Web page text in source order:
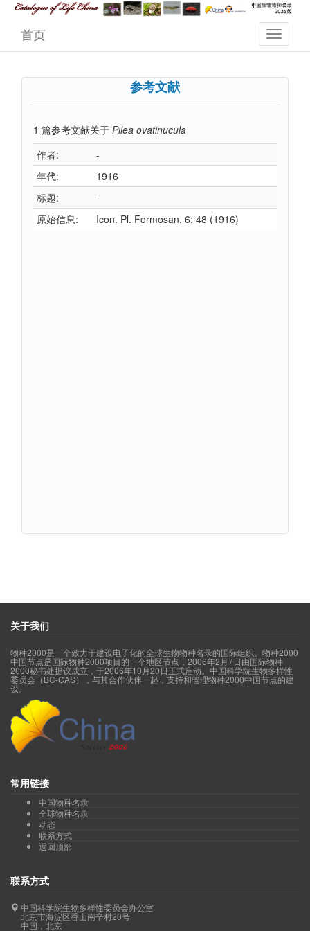
首页
参考文献
1 篇参考文献关于 Pilea ovatinucula
作者:
-
年代:
1916
标题:
-
原始信息:
Icon. Pl. Formosan. 6: 48 (1916)
关于我们
物种2000是一个致力于建设电子化的全球生物物种名录的国际组织。物种2000
中国节点是国际物种2000项目的一个地区节点，2006年2月7日由国际物种
2000秘书处提议成立，于2006年10月20日正式启动。中国科学院生物多样性
委员会（BC-CAS），与其合作伙伴一起，支持和管理物种2000中国节点的建
设。
常用链接
中国物种名录
全球物种名录
动态
联系方式
返回顶部
联系方式
中国科学院生物多样性委员会办公室
北京市海淀区香山南辛村20号
中国，北京